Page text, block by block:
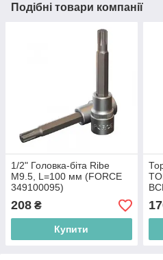
Подібні товари компанії
1/2" Головка-біта Ribe
М9.5, L=100 мм (FORCE
349100095)
208 ₴
Купити